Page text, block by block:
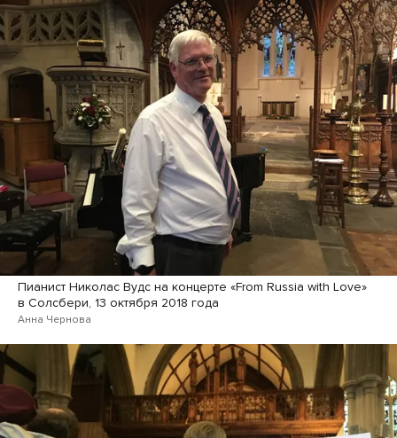
Пианист Николас Вудс на концерте «From Russia with Love»
в Солсбери, 13 октября 2018 года
Анна Чернова